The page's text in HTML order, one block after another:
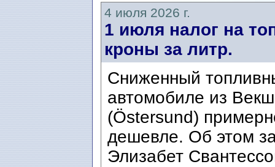
4 июля 2026 г.
1 июля налог на
кроны за литр.
Сниженный
автомобиле из
(Östersund)
дешевле. Об этом
Элизабет